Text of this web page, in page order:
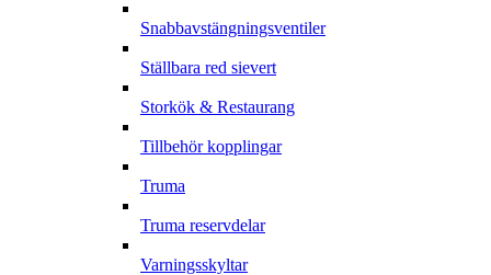
Snabbavstängningsventiler
Ställbara red sievert
Storkök & Restaurang
Tillbehör kopplingar
Truma
Truma reservdelar
Varningsskyltar